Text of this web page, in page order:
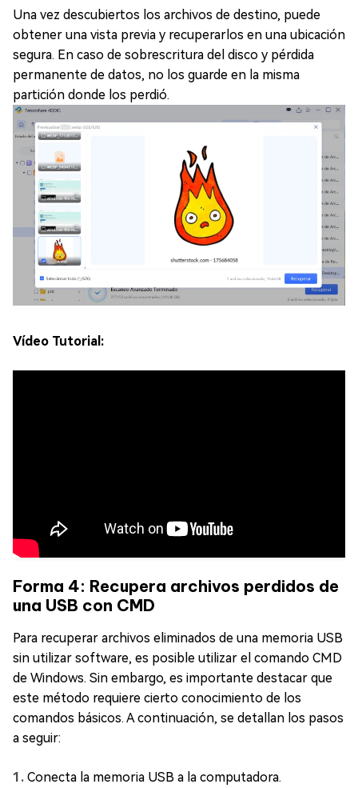
Una vez descubiertos los archivos de destino, puede
obtener una vista previa y recuperarlos en una ubicación
segura. En caso de sobrescritura del disco y pérdida
permanente de datos, no los guarde en la misma
partición donde los perdió.
Vídeo Tutorial:
Forma 4: Recupera archivos perdidos de
una USB con CMD
Para recuperar archivos eliminados de una memoria USB
sin utilizar software, es posible utilizar el comando CMD
de Windows. Sin embargo, es importante destacar que
este método requiere cierto conocimiento de los
comandos básicos. A continuación, se detallan los pasos
a seguir:
Conecta la memoria USB a la computadora.